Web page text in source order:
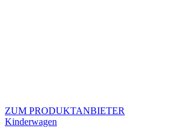
ZUM PRODUKTANBIETER
Kinderwagen